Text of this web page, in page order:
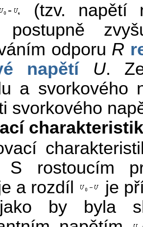
(tzv. napětí
postupně
odporu R
napětí
U.
a svorkového
svorkového
S rostoucím
a rozdíl
je
jako by byla